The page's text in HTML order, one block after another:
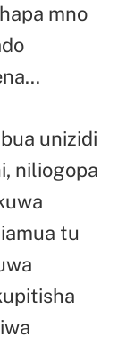
mno
unizidi
niliogopa
tu